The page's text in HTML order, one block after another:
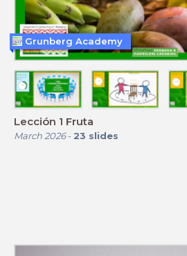
Lección 1 Fruta
March 2026- 23 slides
Grunberg Academy